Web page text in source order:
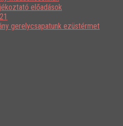
előadások
gerelycsapatunk ezüstérmet